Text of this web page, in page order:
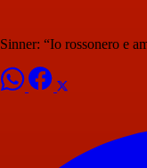
Sinner: “Io rossonero e